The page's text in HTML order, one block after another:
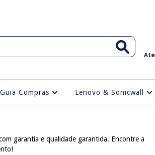
Guia Compras Lenovo & Sonicwall
garantia e qualidade garantida. Encontre a